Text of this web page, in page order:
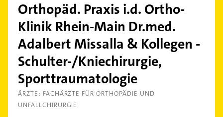
Orthopäd. Praxis i.d. Ortho-
Klinik Rhein-Main Dr.med.
Adalbert Missalla & Kollegen -
Schulter-/Kniechirurgie,
Sporttraumatologie
ÄRZTE: FACHÄRZTE FÜR ORTHOPÄDIE UND
UNFALLCHIRURGIE